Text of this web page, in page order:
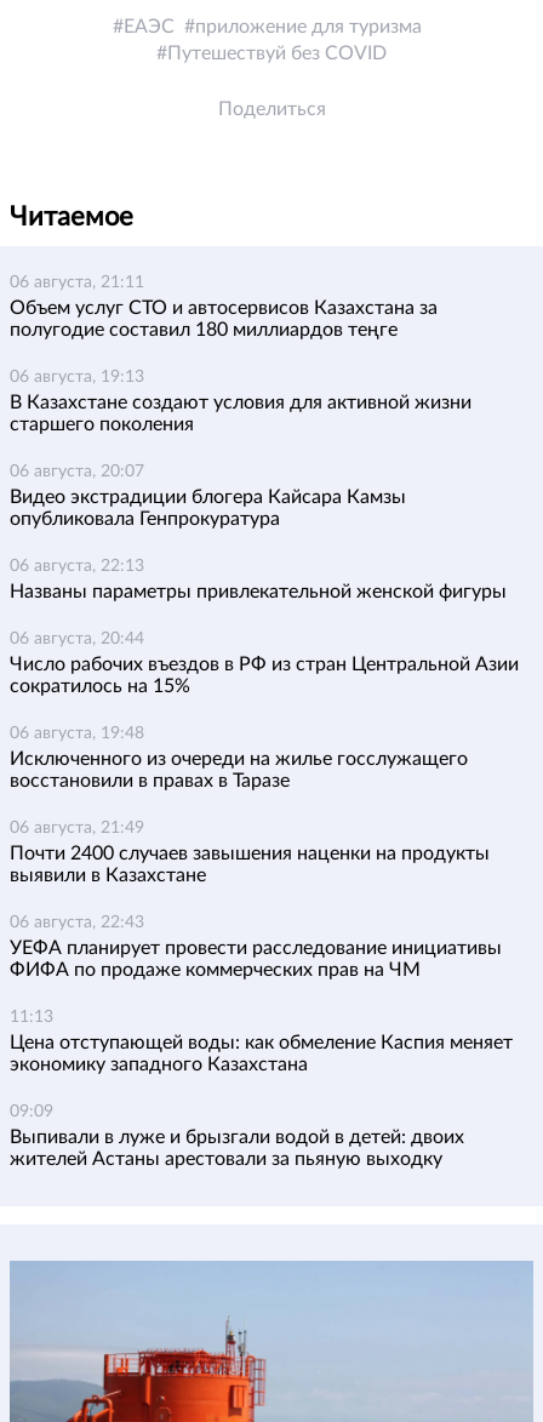
ЕАЭС
приложение для туризма
Путешествуй без COVID
Поделиться
Читаемое
06 августа, 21:11
Объем услуг СТО и автосервисов Казахстана за
полугодие составил 180 миллиардов теңге
06 августа, 19:13
В Казахстане создают условия для активной жизни
старшего поколения
06 августа, 20:07
Видео экстрадиции блогера Кайсара Камзы
опубликовала Генпрокуратура
06 августа, 22:13
Названы параметры привлекательной женской фигуры
06 августа, 20:44
Число рабочих въездов в РФ из стран Центральной Азии
сократилось на 15%
06 августа, 19:48
Исключенного из очереди на жилье госслужащего
восстановили в правах в Таразе
06 августа, 21:49
Почти 2400 случаев завышения наценки на продукты
выявили в Казахстане
06 августа, 22:43
УЕФА планирует провести расследование инициативы
ФИФА по продаже коммерческих прав на ЧМ
11:13
Цена отступающей воды: как обмеление Каспия меняет
экономику западного Казахстана
09:09
Выпивали в луже и брызгали водой в детей: двоих
жителей Астаны арестовали за пьяную выходку